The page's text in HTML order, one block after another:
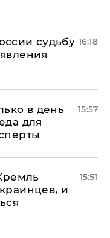
судьбу 16:18
в день
для
15:57
и
15:51